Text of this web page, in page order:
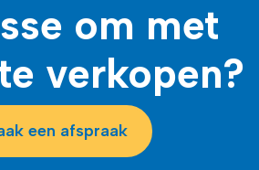
om met
verkopen?
een afspraak